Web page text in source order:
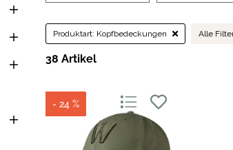
Produktart: Kopfbedeckungen Alle
38 Artikel
- 24 %